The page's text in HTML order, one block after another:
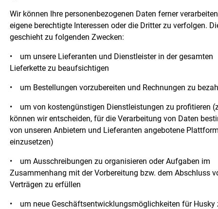
Wir können Ihre personenbezogenen Daten ferner
eigene berechtigte Interessen oder die Dritter zu verfolgen.
geschieht zu folgenden Zwecken:
•
um unsere Lieferanten und Dienstleister in der gesamten
Lieferkette zu beaufsichtigen
• um Bestellungen vorzubereiten und Rechnungen zu
•
um von kostengünstigen Dienstleistungen zu profitieren
können wir entscheiden, für die Verarbeitung von Daten
von unseren Anbietern und Lieferanten angebotene
einzusetzen)
•
um Ausschreibungen zu organisieren oder Aufgaben im
Zusammenhang mit der Vorbereitung bzw. dem Abschluss
Verträgen zu erfüllen
•
um neue Geschäftsentwicklungsmöglichkeiten für Husky